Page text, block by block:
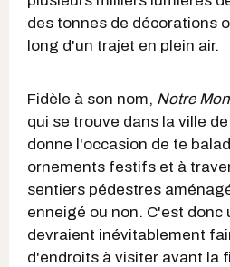
des tonnes de décorations
long d'un trajet en plein air.
Fidèle à son nom, Notre
qui se trouve dans la ville
donne l'occasion de te
ornements festifs et à
sentiers pédestres
enneigé ou non. C'est donc
devraient inévitablement
d'endroits à visiter avant la